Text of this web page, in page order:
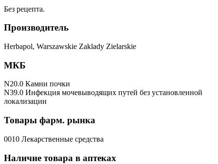
Без рецепта.
Производитель
Herbapol, Warszawskie Zaklady Zielarskie
МКБ
N20.0 Камни почки
N39.0 Инфекция мочевыводящих путей без установленной
локализации
Товары фарм. рынка
0010 Лекарственные средства
Наличие товара в аптеках